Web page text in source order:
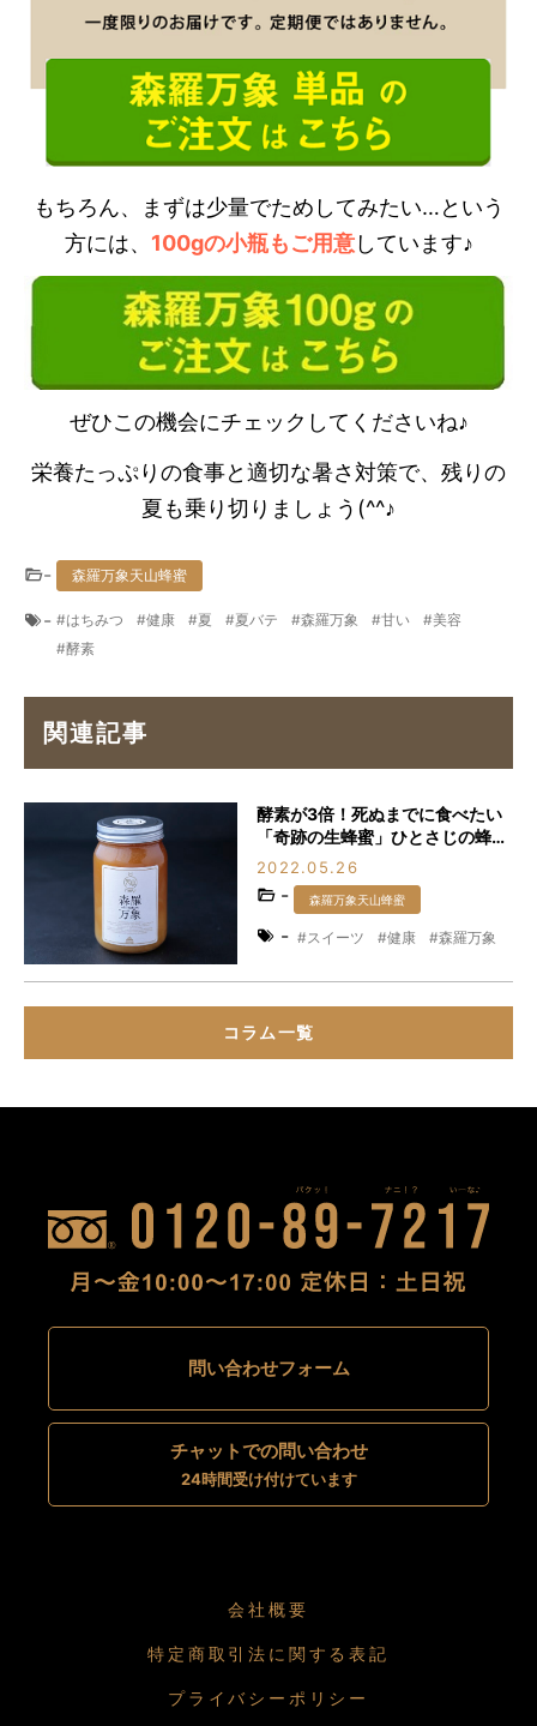
もちろん、まずは少量でためしてみたい…という
方には、 100gの小瓶もご用意しています♪
ぜひこの機会にチェックしてくださいね♪
栄養たっぷりの食事と適切な暑さ対策で、残りの
夏も乗り切りましょう(^^♪
- 森羅万象天山蜂蜜
- はちみつ 健康 夏 夏バテ 森羅万象 甘い
美容
酵素
関連記事
酵素が3倍！死ぬまでに食べたい
「奇跡の生蜂蜜」ひとさじの蜂蜜
で身体が輝く！
2022.05.26
- 森羅万象天山蜂蜜
- スイーツ 健康
森羅万象
コラム一覧
会社概要
特定商取引法に関する表記
プライバシーポリシー
問い合わせフォーム
チャットでの問い合わせ
24時間受け付けています